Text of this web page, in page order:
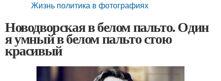
Жизнь политика в фотографиях
Новодворская в белом пальто. Один
я умный в белом пальто стою
красивый